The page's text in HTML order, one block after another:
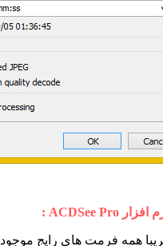
افزار ACDSee Pro
:
همه فرمت های رایج موجود